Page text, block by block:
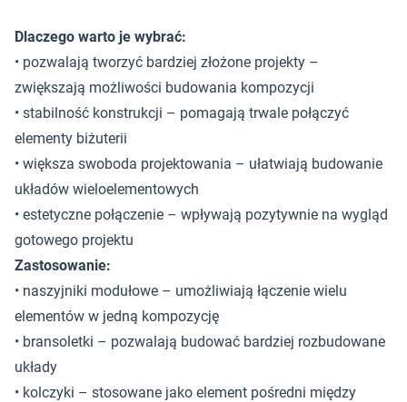
Dlaczego warto je wybrać:
• pozwalają tworzyć bardziej złożone projekty –
zwiększają możliwości budowania kompozycji
• stabilność konstrukcji – pomagają trwale połączyć
elementy biżuterii
• większa swoboda projektowania – ułatwiają budowanie
układów wieloelementowych
• estetyczne połączenie – wpływają pozytywnie na wygląd
gotowego projektu
Zastosowanie:
• naszyjniki modułowe – umożliwiają łączenie wielu
elementów w jedną kompozycję
• bransoletki – pozwalają budować bardziej rozbudowane
układy
• kolczyki – stosowane jako element pośredni między